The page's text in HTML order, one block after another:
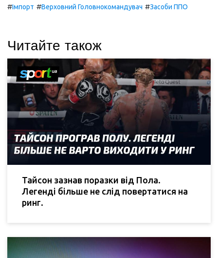
#Імпорт #Верховний Головнокомандувач #Засоби ППО
Читайте також
Тайсон зазнав поразки від Пола.
Легенді більше не слід повертатися на
ринг.